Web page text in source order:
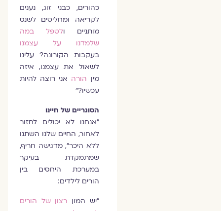
כהורים, כבני זוג, נענים
לקריאה ומחליטים לשנס
מותניים ו
לטפל במה
שלמדנו על עצמנו
בעקבות הקורונה? עלינו
לשאול את עצמנו, איזה
מיןהורהאני רוצה להיות
עכשיו?"
הסוגריים של חיינו
"אנחנו לא יכולים לחזור
לאחור, החיים שלנו השתנו
ללא היכר", מדגישה חריף,
שמתמקדת בעיקר
במערכת היחסים בין
הורים לילדים:
"יש המוןרצון של הורים